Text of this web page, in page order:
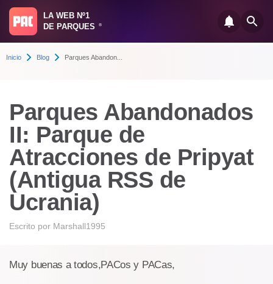
LA WEB Nº1
DE PARQUES
®
Inicio Blog Parques Abandon...
Parques Abandonados
II: Parque de
Atracciones de Pripyat
(Antigua RSS de
Ucrania)
Escrito por Marshall1995
Muy buenas a todos,PACos y PACas,